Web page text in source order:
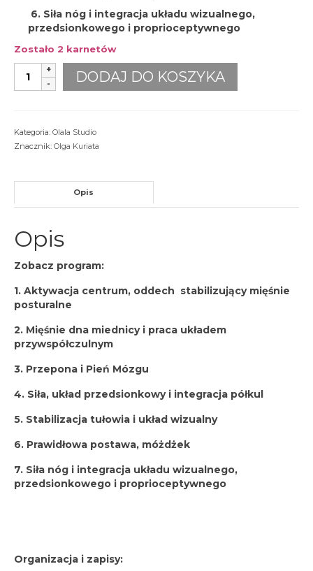
6. Siła nóg i integracja układu wizualnego,
przedsionkowego i proprioceptywnego
Zostało 2 karnetów
Pilates
neuro
joga
DODAJ DO KOSZYKA
Kategoria: Olala Studio
Znacznik: Olga Kuriata
Opis
Opis
Zobacz program:
1. Aktywacja centrum, oddech stabilizujący mięśnie
posturalne
2. Mięśnie dna miednicy i praca układem
przywspółczulnym
3. Przepona i Pień Mózgu
4. Siła, układ przedsionkowy i integracja półkul
5. Stabilizacja tułowia i układ wizualny
6. Prawidłowa postawa, móżdżek
7. Siła nóg i integracja układu wizualnego,
przedsionkowego i proprioceptywnego
Organizacja i zapisy: